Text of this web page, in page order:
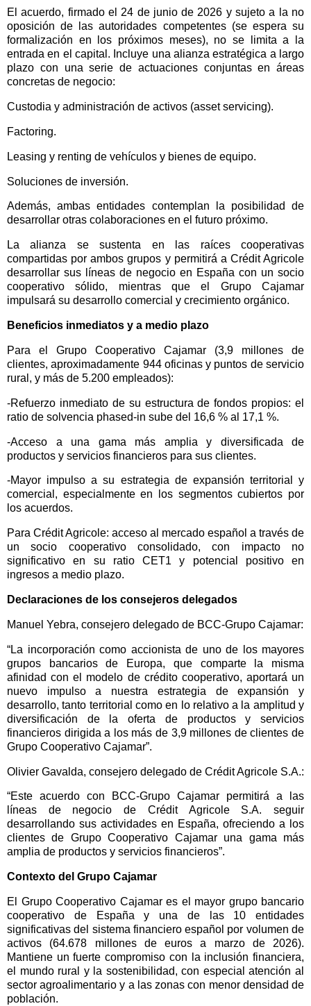
El acuerdo, firmado el 24 de junio de 2026 y sujeto a la no
oposición de las autoridades competentes (se espera su
formalización en los próximos meses), no se limita a la
entrada en el capital. Incluye una alianza estratégica a largo
plazo con una serie de actuaciones conjuntas en áreas
concretas de negocio:
Custodia y administración de activos (asset servicing).
Factoring.
Leasing y renting de vehículos y bienes de equipo.
Soluciones de inversión.
Además, ambas entidades contemplan la posibilidad de
desarrollar otras colaboraciones en el futuro próximo.
La alianza se sustenta en las raíces cooperativas
compartidas por ambos grupos y permitirá a Crédit Agricole
desarrollar sus líneas de negocio en España con un socio
cooperativo sólido, mientras que el Grupo Cajamar
impulsará su desarrollo comercial y crecimiento orgánico.
Beneficios inmediatos y a medio plazo
Para el Grupo Cooperativo Cajamar (3,9 millones de
clientes, aproximadamente 944 oficinas y puntos de servicio
rural, y más de 5.200 empleados):
-Refuerzo inmediato de su estructura de fondos propios: el
ratio de solvencia phased-in sube del 16,6 % al 17,1 %.
-Acceso a una gama más amplia y diversificada de
productos y servicios financieros para sus clientes.
-Mayor impulso a su estrategia de expansión territorial y
comercial, especialmente en los segmentos cubiertos por
los acuerdos.
Para Crédit Agricole: acceso al mercado español a través de
un socio cooperativo consolidado, con impacto no
significativo en su ratio CET1 y potencial positivo en
ingresos a medio plazo.
Declaraciones de los consejeros delegados
Manuel Yebra, consejero delegado de BCC-Grupo Cajamar:
“La incorporación como accionista de uno de los mayores
grupos bancarios de Europa, que comparte la misma
afinidad con el modelo de crédito cooperativo, aportará un
nuevo impulso a nuestra estrategia de expansión y
desarrollo, tanto territorial como en lo relativo a la amplitud y
diversificación de la oferta de productos y servicios
financieros dirigida a los más de 3,9 millones de clientes de
Grupo Cooperativo Cajamar”.
Olivier Gavalda, consejero delegado de Crédit Agricole S.A.:
“Este acuerdo con BCC-Grupo Cajamar permitirá a las
líneas de negocio de Crédit Agricole S.A. seguir
desarrollando sus actividades en España, ofreciendo a los
clientes de Grupo Cooperativo Cajamar una gama más
amplia de productos y servicios financieros”.
Contexto del Grupo Cajamar
El Grupo Cooperativo Cajamar es el mayor grupo bancario
cooperativo de España y una de las 10 entidades
significativas del sistema financiero español por volumen de
activos (64.678 millones de euros a marzo de 2026).
Mantiene un fuerte compromiso con la inclusión financiera,
el mundo rural y la sostenibilidad, con especial atención al
sector agroalimentario y a las zonas con menor densidad de
población.